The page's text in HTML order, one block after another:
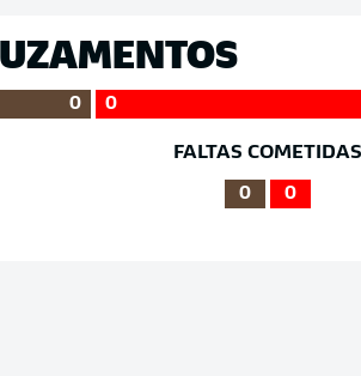
0 0
FALTAS COMETIDAS
0 0